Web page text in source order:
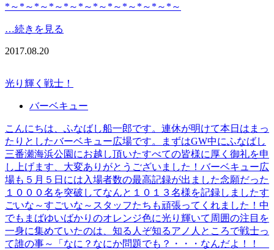
*～*～*～*～*～*～*～*～*～*～*～*～
…続きを見る
2017.08.20
光り輝く戦士！
バーベキュー
こんにちは、ふなばし船一郎です。連休が明けて本日はまっ
たりとしたバーベキュー広場です。まずはGW中にふなばし
三番瀬海浜公園にお越し頂いたすべての皆様に厚く御礼を申
し上げます、大変ありがとうございました！バーベキュー広
場も５月５日には入場者数の最高記録が出ました念願だった
１０００名を突破してなんと１０１３名様を記録しましたす
ごいな～すごいな～スタッフたちも頑張ってくれました！中
でもまばゆいばかりのオレンジ色に光り輝いて周囲の注目を
一身に集めていたのは、知る人ぞ知るアノ人ところで戦士っ
て誰の事～「なに？なにか問題でも？・・・なんだよ！！